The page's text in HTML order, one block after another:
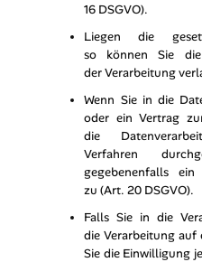
16 DSGVO).
Liegen die
so können Sie die
der Verarbeitung
Wenn Sie in die
oder ein Vertrag
die
Verfahren
gegebenenfalls
zu (Art. 20 DSGVO).
Falls Sie in die
die Verarbeitung
Sie die Einwilligung